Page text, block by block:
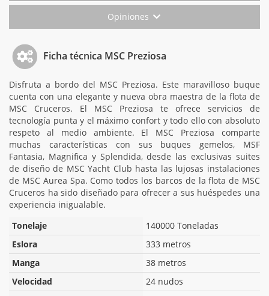
Opiniones
Ficha técnica MSC Preziosa
Disfruta a bordo del MSC Preziosa. Este maravilloso buque
cuenta con una elegante y nueva obra maestra de la flota de
MSC Cruceros. El MSC Preziosa te ofrece servicios de
tecnología punta y el máximo confort y todo ello con absoluto
respeto al medio ambiente. El MSC Preziosa comparte
muchas características con sus buques gemelos, MSF
Fantasia, Magnifica y Splendida, desde las exclusivas suites
de diseño de MSC Yacht Club hasta las lujosas instalaciones
de MSC Aurea Spa. Como todos los barcos de la flota de MSC
Cruceros ha sido diseñado para ofrecer a sus huéspedes una
experiencia inigualable.
Tonelaje
140000 Toneladas
Eslora
333 metros
Manga
38 metros
Velocidad
24 nudos